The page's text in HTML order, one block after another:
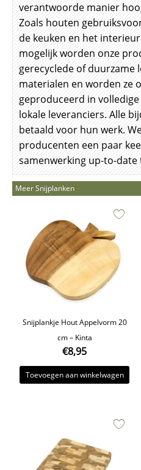
verantwoorde manier
Zoals houten
de keuken en het
mogelijk worden onze
gerecyclede of duurzame
materialen en worden ze
geproduceerd in
lokale leveranciers. Alle
betaald voor hun werk.
producenten een paar
samenwerking up-to-date
Meer Snijplanken
Snijplankje Hout Appelvorm 20
cm – Kinta
€8,95
Toevoegen aan winkelwagen